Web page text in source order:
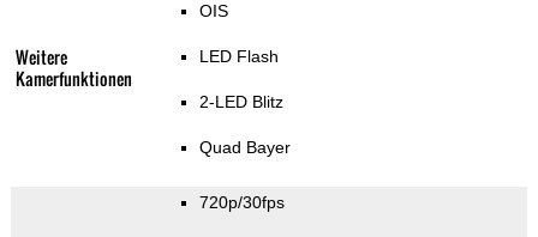
Weitere
Kamerfunktionen
OIS
LED Flash
2-LED Blitz
Quad Bayer
720p/30fps